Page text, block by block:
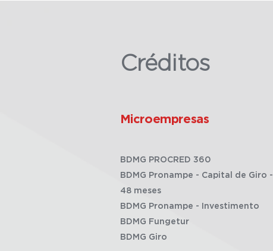
Créditos
Microempresas
BDMG PROCRED 360
BDMG Pronampe - Capital de Giro -
48 meses
BDMG Pronampe - Investimento
BDMG Fungetur
BDMG Giro